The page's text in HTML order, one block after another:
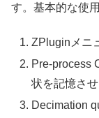
す。基本的な使
ZPluginメニ
Pre-process
状を記憶さ
Decimation